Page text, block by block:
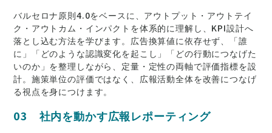
バルセロナ原則4.0をベースに、アウトプット・アウトテイ
ク・アウトカム・インパクトを体系的に理解し、KPI設計へ
落とし込む方法を学びます。広告換算値に依存せず、「誰
に」「どのような認識変化を起こし」「どの行動につなげた
いのか」を整理しながら、定量・定性の両軸で評価指標を設
計。施策単位の評価ではなく、広報活動全体を改善につなげ
る視点を身につけます。
03 社内を動かす広報レポーティング